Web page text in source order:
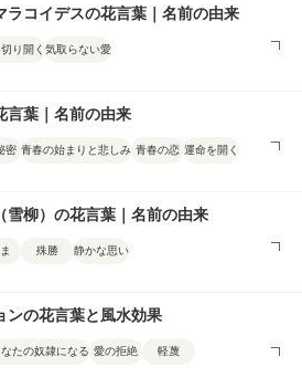
ラコイデスの花言葉｜名前の由来
り開く 気取らない愛
言葉｜名前の由来
密 青春の始まりと悲しみ 青春の恋 運命を開く
雪柳）の花言葉｜名前の由来
殊勝 静かな思い
ンの花言葉と風水効果
たの奴隷になる 愛の拒絶 軽蔑